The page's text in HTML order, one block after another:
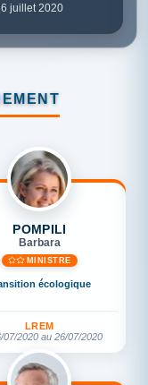
juillet 2020
POMPILI
Barbara
MINISTRE
écologique
LREM
07/2020 au 26/07/2020